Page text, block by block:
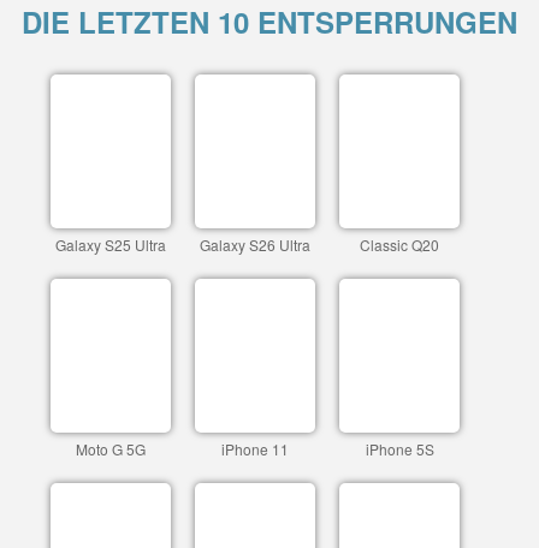
DIE LETZTEN 10 ENTSPERRUNGEN
Galaxy S25 Ultra Galaxy S26 Ultra Classic Q20
Moto G 5G iPhone 11 iPhone 5S